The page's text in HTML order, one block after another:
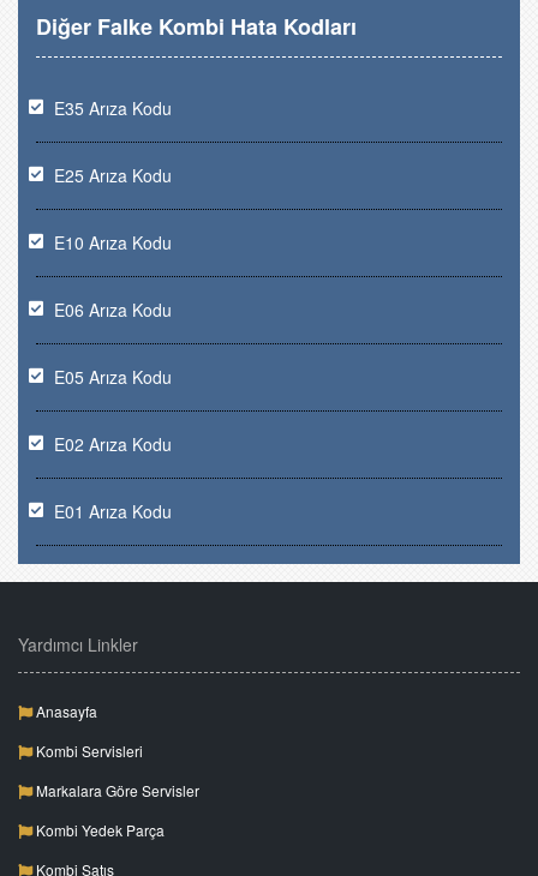
Diğer Falke Kombi Hata Kodları
E35 Arıza Kodu
E25 Arıza Kodu
E10 Arıza Kodu
E06 Arıza Kodu
E05 Arıza Kodu
E02 Arıza Kodu
E01 Arıza Kodu
Yardımcı Linkler
Anasayfa
Kombi Servisleri
Markalara Göre Servisler
Kombi Yedek Parça
Kombi Satış